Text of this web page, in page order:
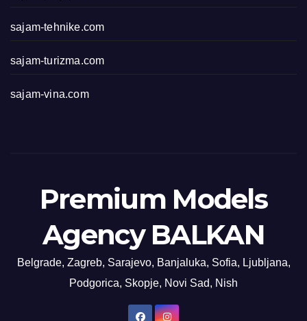
sajam-tehnike.com
sajam-turizma.com
sajam-vina.com
Premium Models
Agency BALKAN
Belgrade, Zagreb, Sarajevo, Banjaluka, Sofia, Ljubljana,
Podgorica, Skopje, Novi Sad, Nish